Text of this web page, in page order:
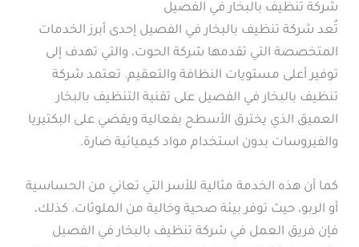
شركة تنظيف بالبخار في الفصيل
تُعد شركة تنظيف بالبخار في الفصيل إحدى أبرز الخدمات
المتخصصة التي تقدمها شركة الحوت، والتي تهدف إلى
توفير أعلى مستويات النظافة والتعقيم. تعتمد شركة
تنظيف بالبخار في الفصيل على تقنية التنظيف بالبخار
العميق الذي يخترق الأسطح بفعالية ويقضي على البكتيريا
والفيروسات بدون استخدام مواد كيميائية ضارة.
كما أن هذه الخدمة مثالية للأسر التي تعاني من الحساسية
أو الربو، حيث توفر بيئة صحية وخالية من الملوثات. كذلك،
فإن فريق العمل في شركة تنظيف بالبخار في الفصيل